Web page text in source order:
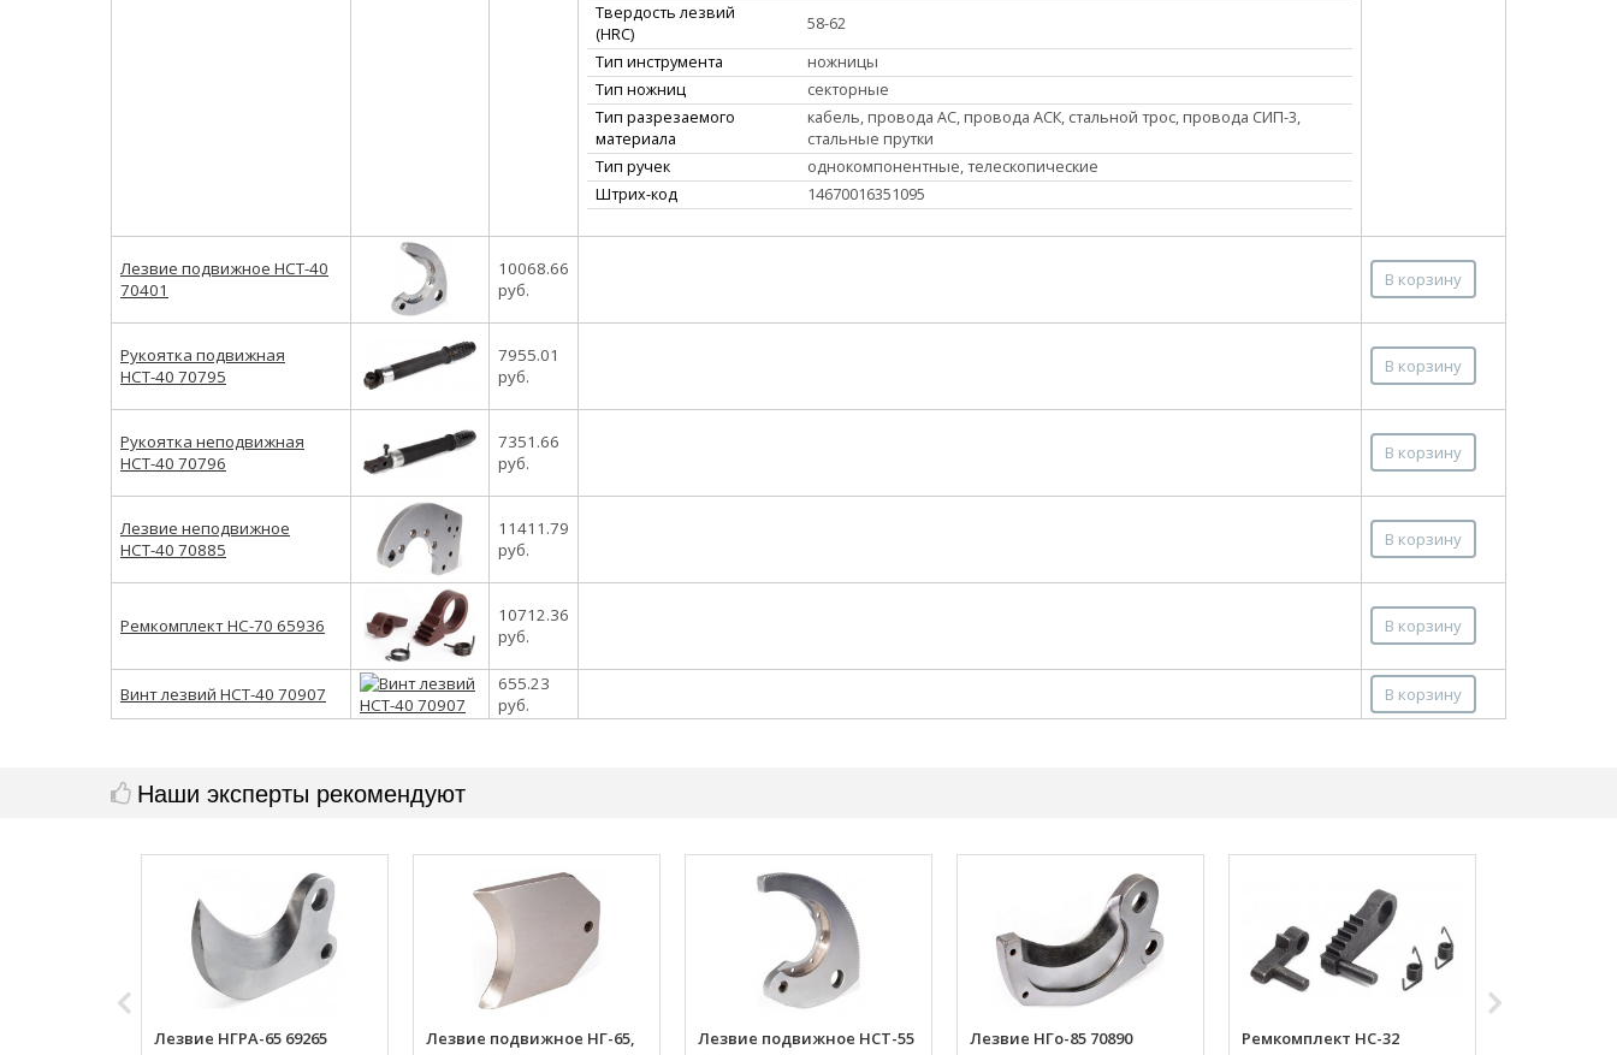
Твердость лезвий
(HRC)
58-62
Тип инструмента
ножницы
Тип ножниц
секторные
Тип разрезаемого
материала
кабель, провода АС, провода АСК, стальной трос, провода СИП-3,
стальные прутки
Тип ручек
однокомпонентные, телескопические
Штрих-код
14670016351095
Лезвие подвижное НСТ-40
70401
10068.66
руб.
В корзину
Рукоятка подвижная
НСТ-40 70795
7955.01
руб.
В корзину
Рукоятка неподвижная
НСТ-40 70796
7351.66
руб.
В корзину
Лезвие неподвижное
НСТ-40 70885
11411.79
руб.
В корзину
Ремкомплект НС-70 65936
10712.36
руб.
В корзину
Винт лезвий НСТ-40 70907
655.23
руб.
В корзину
Наши эксперты рекомендуют
Лезвие НГРА-65 69265
Лезвие подвижное НГ-65,
Лезвие подвижное НСТ-55
Лезвие НГо-85 70890
Ремкомплект НС-32